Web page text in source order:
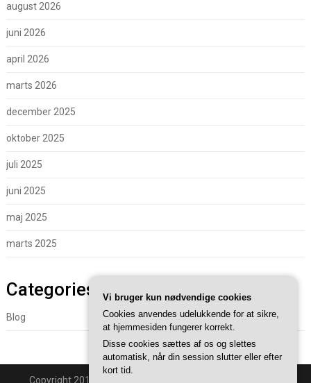
august 2026
juni 2026
april 2026
marts 2026
december 2025
oktober 2025
juli 2025
juni 2025
maj 2025
marts 2025
Categories
Blog
Copyright 2018 - Powered By
Vi bruger kun nødvendige cookies
Cookies anvendes udelukkende for at sikre,
at hjemmesiden fungerer korrekt.
Disse cookies sættes af os og slettes
automatisk, når din session slutter eller efter
kort tid.